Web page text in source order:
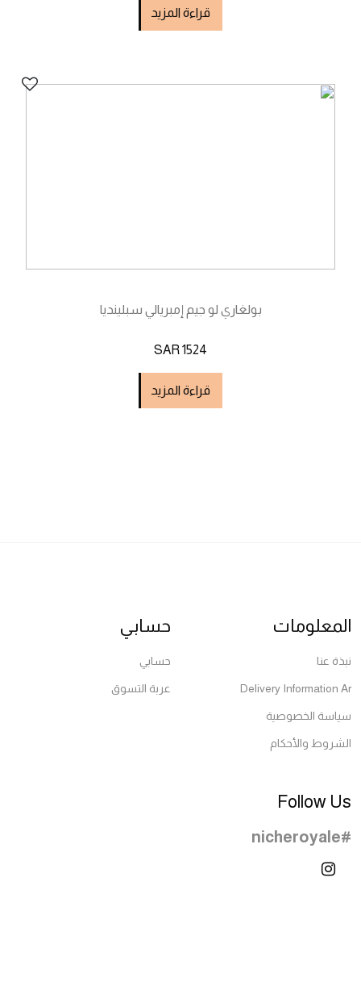
قراءة المزيد
بولغاري لو جيم إمبريالي سبلينديا
SAR 1524
قراءة المزيد
المعلومات
نبذة عنا
Delivery Information Ar
سياسة الخصوصية
الشروط والأحكام
حسابي
حسابي
عربة التسوق
Follow Us
#nicheroyale